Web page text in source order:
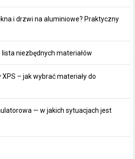
i drzwi na aluminiowe? Praktyczny
lista niezbędnych materiałów
– jak wybrać materiały do
— w jakich sytuacjach jest